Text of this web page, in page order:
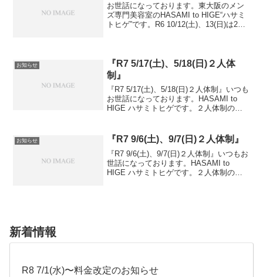
お世話になっております。東大阪のメン
ズ専門美容室のHASAMI to HIGE“ハサミ
トヒゲ”です。R6 10/12(土)、13(日)は2人
お知らせ
『R7 5/17(土)、5/18(日)２人体
制』
『R7 5/17(土)、5/18(日)２人体制』いつも
お世話になっております。HASAMI to
HIGE ハサミトヒゲです。２人体制の日
体制２人体制...
お知らせ 『R7 9/6(土)、9/7(日)２人体制』
『R7 9/6(土)、9/7(日)２人体制』いつもお
世話になっております。HASAMI to
HIGE ハサミトヒゲです。２人体制の日
新着情報
R8 7/1(水)〜料金改定のお知らせ